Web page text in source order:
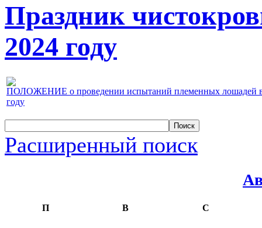
Праздник
2024 году
ПОЛОЖЕНИЕ о проведении испытаний племенных лошадей
году
Расширенный поиск
П В С